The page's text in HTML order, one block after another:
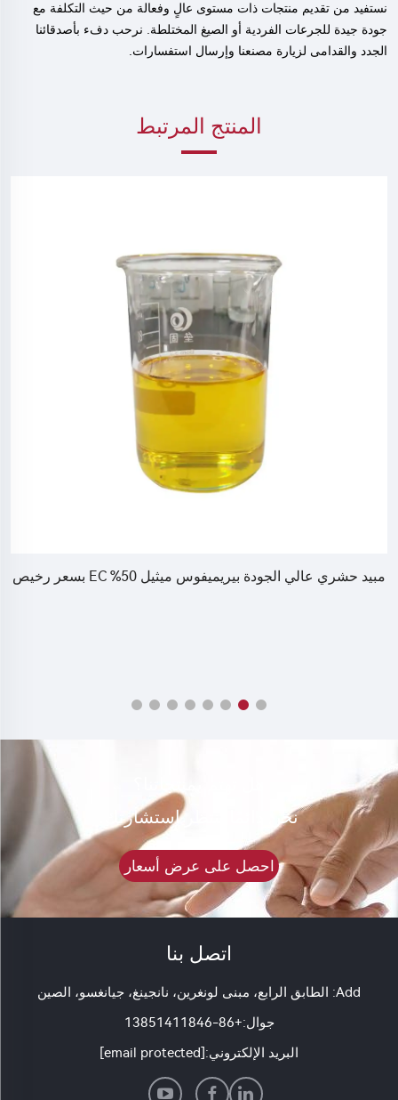
نستفيد من تقديم منتجات ذات مستوى عالٍ وفعالة من حيث التكلفة مع
جودة جيدة للجرعات الفردية أو الصيغ المختلطة. نرحب دفء بأصدقائنا
الجدد والقدامى لزيارة مصنعنا وإرسال استفسارات.
المنتج المرتبط
مبيد حشري عالي الجودة بيريميفوس ميثيل 50% EC بسعر رخيص
نحن دائمًا ننتظر استشارتك.
احصل على عرض أسعار
اتصل بنا
Add: الطابق الرابع، مبنى لونغرين، نانجينغ، جيانغسو، الصين
جوال:+86-13851411846
البريد الإلكتروني: